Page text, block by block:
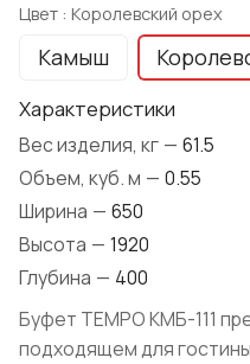
Цвет : Королевский орех
Камыш
Характеристики
Вес изделия, кг — 61.5
Объем, куб. м — 0.55
Ширина — 650
Высота — 1920
Глубина — 400
Буфет TEMPO КМБ-111
подходящем для